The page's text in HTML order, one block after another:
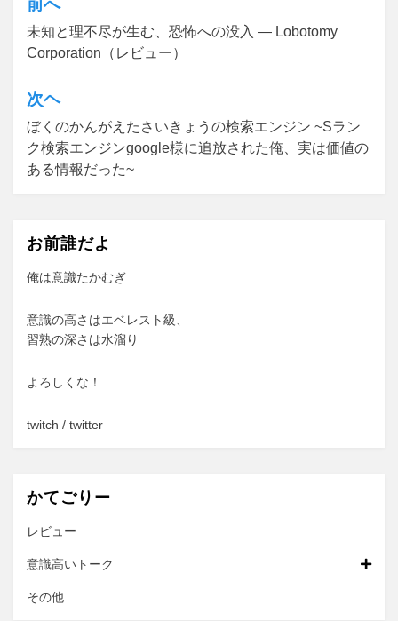
投
稿
ビ
ゲ
ー
シ
ン
前へ
未知と理不尽が生む、恐怖への没入 ― Lobotomy
Corporation（レビュー）
次ヘ
ぼくのかんがえたさいきょうの検索エンジン ~Sラン
ク検索エンジンgoogle様に追放された俺、実は価値の
ある情報だった~
お前誰だよ
俺は意識たかむぎ
意識の高さはエベレスト級、
習熟の深さは水溜り
よろしくな！
twitch / twitter
かてごりー
レビュー
意識高いトーク
その他